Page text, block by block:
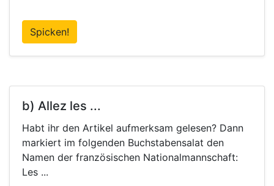
Spicken!
b) Allez les ...
Habt ihr den Artikel aufmerksam gelesen? Dann
markiert im folgenden Buchstabensalat den
Namen der französischen Nationalmannschaft:
Les ...